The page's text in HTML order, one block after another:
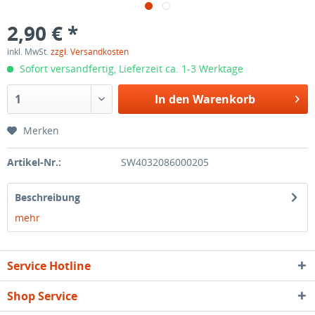
2,90 € *
inkl. MwSt.zzgl. Versandkosten
Sofort versandfertig, Lieferzeit ca. 1-3 Werktage
In den Warenkorb
Merken
Artikel-Nr.: SW4032086000205
Beschreibung
mehr
Service Hotline
Shop Service